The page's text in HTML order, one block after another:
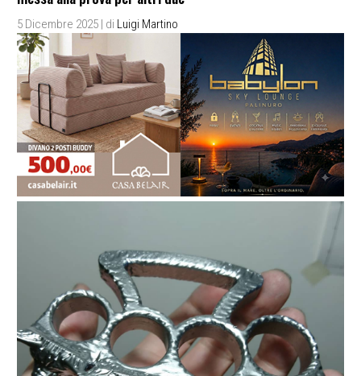
5 Dicembre 2025 | di Luigi Martino